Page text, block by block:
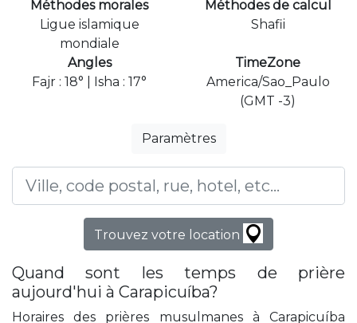
Méthodes morales
Ligue islamique
mondiale
Méthodes de calcul
Shafii
Angles
Fajr : 18° | Isha : 17°
TimeZone
America/Sao_Paulo
(GMT -3)
Paramètres
Trouvez votre location
Quand sont les temps de prière
aujourd'hui à Carapicuíba?
Horaires des prières musulmanes à Carapicuíba